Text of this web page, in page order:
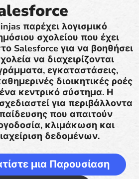
παρέχει λογισμικό
σχολείου που έχει
Salesforce για να βοηθήσει
να διαχειρίζονται
εγκαταστάσεις,
διοικητικές ροές
κεντρικό σύστημα. Η
για περιβάλλοντα
που απαιτούν
κλιμάκωση και
δεδομένων.
μια Παρουσίαση